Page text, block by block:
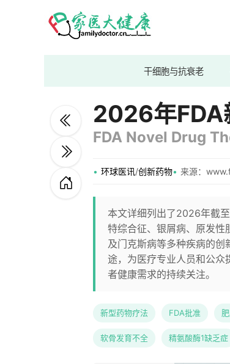
干细胞与抗衰老
2026年FDA
FDA Novel Drug
环球医讯/创新药物 来源：
本文详细列出了2026年截
特综合征、银屑病、原发性
及门克斯病等多种疾病的创
途，为医疗专业人员和公众
者健康需求的持续关注。
新型药物疗法 FDA批准
软骨发育不全 精氨酸酶1缺乏症